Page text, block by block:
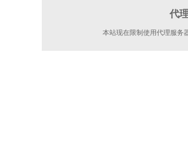
代
本站现在限制使用代理服务